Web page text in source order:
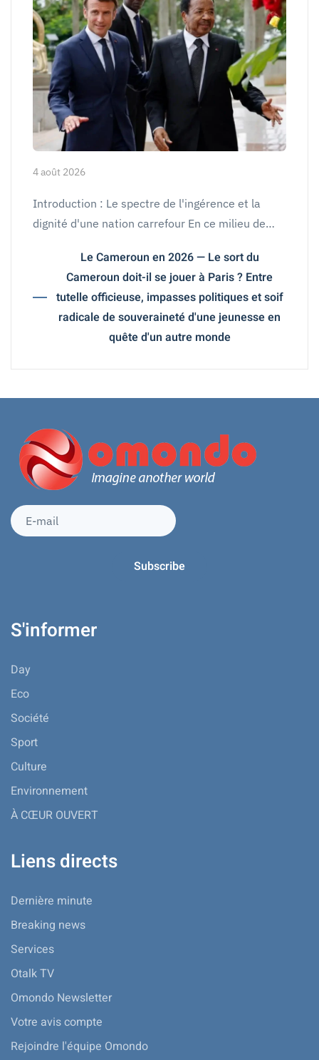
4 août 2026
Introduction : Le spectre de l'ingérence et la
dignité d'une nation carrefour En ce milieu de…
Le Cameroun en 2026 — Le sort du
Cameroun doit-il se jouer à Paris ? Entre
tutelle officieuse, impasses politiques et soif
radicale de souveraineté d'une jeunesse en
quête d'un autre monde
S'informer
Day
Eco
Société
Sport
Culture
Environnement
À CŒUR OUVERT
Liens directs
Dernière minute
Breaking news
Services
Otalk TV
Omondo Newsletter
Votre avis compte
Rejoindre l'équipe Omondo